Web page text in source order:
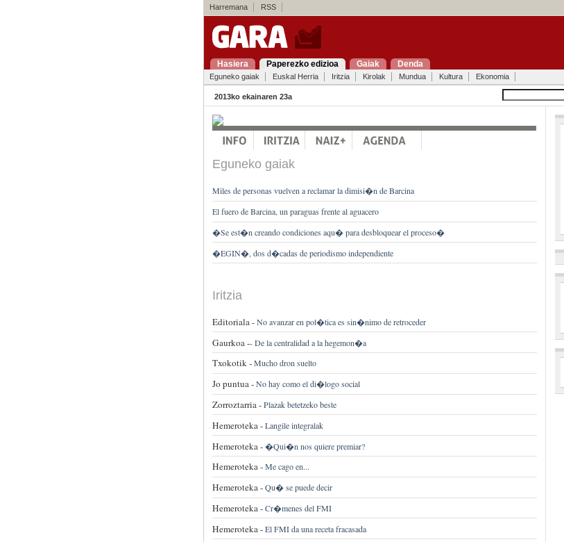
Harremana RSS
Hasiera Paperezko edizioa Gaiak Denda
Eguneko gaiak Euskal Herria Iritzia Kirolak Mundua Kultura Ekonomia
2013ko ekainaren 23a
Eguneko gaiak
Miles de personas vuelven a reclamar la dimisi�n de Barcina
El fuero de Barcina, un paraguas frente al aguacero
�Se est�n creando condiciones aqu� para desbloquear el proceso�
�EGIN�, dos d�cadas de periodismo independiente
Iritzia
Editoriala -No avanzar en pol�tica es sin�nimo de retroceder
Gaurkoa --De la centralidad a la hegemon�a
Txokotik -Mucho dron suelto
Jo puntua -No hay como el di�logo social
Zorroztarria -Plazak betetzeko beste
Hemeroteka -Langile integralak
Hemeroteka -�Qui�n nos quiere premiar?
Hemeroteka -Me cago en...
Hemeroteka -Qu� se puede decir
Hemeroteka -Cr�menes del FMI
Hemeroteka -El FMI da una receta fracasada